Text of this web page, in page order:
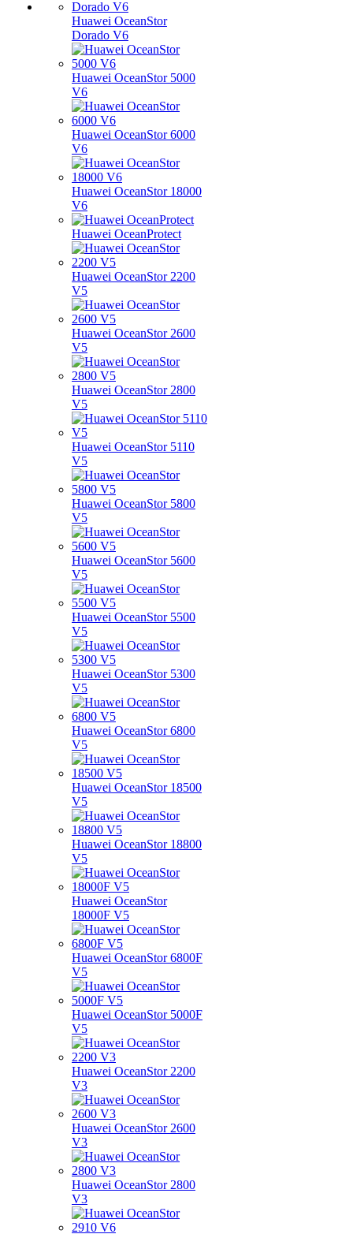
Huawei OceanStor
Dorado V6
Huawei OceanStor 5000
V6
Huawei OceanStor 6000
V6
Huawei OceanStor 18000
V6
Huawei OceanProtect
Huawei OceanStor 2200
V5
Huawei OceanStor 2600
V5
Huawei OceanStor 2800
V5
Huawei OceanStor 5110
V5
Huawei OceanStor 5800
V5
Huawei OceanStor 5600
V5
Huawei OceanStor 5500
V5
Huawei OceanStor 5300
V5
Huawei OceanStor 6800
V5
Huawei OceanStor 18500
V5
Huawei OceanStor 18800
V5
Huawei OceanStor
18000F V5
Huawei OceanStor 6800F
V5
Huawei OceanStor 5000F
V5
Huawei OceanStor 2200
V3
Huawei OceanStor 2600
V3
Huawei OceanStor 2800
V3